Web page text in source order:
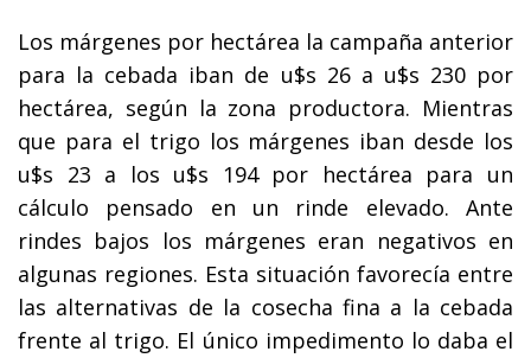
Los márgenes por hectárea la campaña anterior
para la cebada iban de u$s 26 a u$s 230 por
hectárea, según la zona productora. Mientras
que para el trigo los márgenes iban desde los
u$s 23 a los u$s 194 por hectárea para un
cálculo pensado en un rinde elevado. Ante
rindes bajos los márgenes eran negativos en
algunas regiones. Esta situación favorecía entre
las alternativas de la cosecha fina a la cebada
frente al trigo. El único impedimento lo daba el